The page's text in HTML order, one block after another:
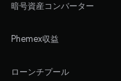
暗号資産コンバーター
Phemex収益
ローンチプール